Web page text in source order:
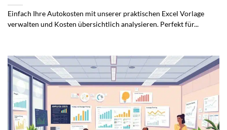
Einfach Ihre Autokosten mit unserer praktischen Excel Vorlage
verwalten und Kosten übersichtlich analysieren. Perfekt für...